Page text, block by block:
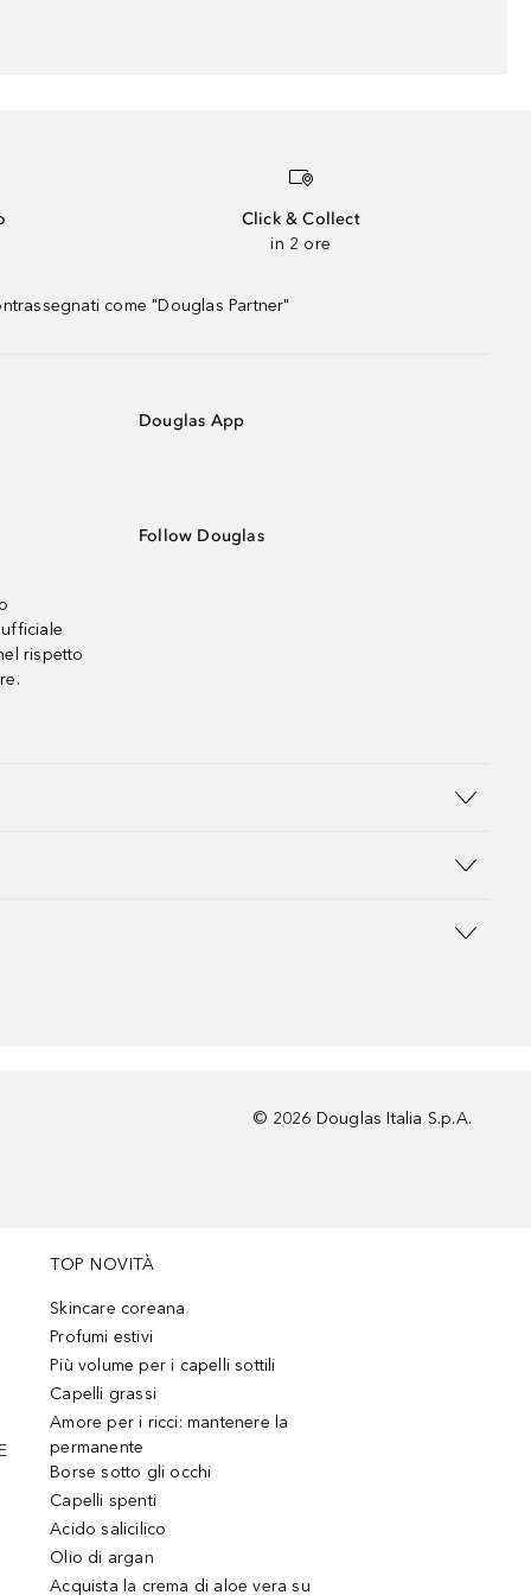
Click & Collect
in 2 ore
come "Douglas Partner"
rispetto
Douglas App
Follow Douglas
© 2026 Douglas Italia S.p.A.
TOP NOVITÀ
Skincare coreana
Profumi estivi
Più volume per i capelli sottili
Capelli grassi
Amore per i ricci: mantenere la
permanente
Borse sotto gli occhi
Capelli spenti
Acido salicilico
Olio di argan
Acquista la crema di aloe vera su